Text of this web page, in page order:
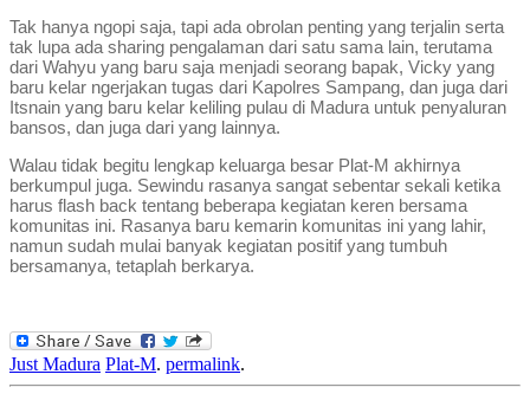
Tak hanya ngopi saja, tapi ada obrolan penting yang terjalin serta
tak lupa ada sharing pengalaman dari satu sama lain, terutama
dari Wahyu yang baru saja menjadi seorang bapak, Vicky yang
baru kelar ngerjakan tugas dari Kapolres Sampang, dan juga dari
Itsnain yang baru kelar keliling pulau di Madura untuk penyaluran
bansos, dan juga dari yang lainnya.
Walau tidak begitu lengkap keluarga besar Plat-M akhirnya
berkumpul juga. Sewindu rasanya sangat sebentar sekali ketika
harus flash back tentang beberapa kegiatan keren bersama
komunitas ini. Rasanya baru kemarin komunitas ini yang lahir,
namun sudah mulai banyak kegiatan positif yang tumbuh
bersamanya, tetaplah berkarya.
Just Madura Plat-M. permalink.